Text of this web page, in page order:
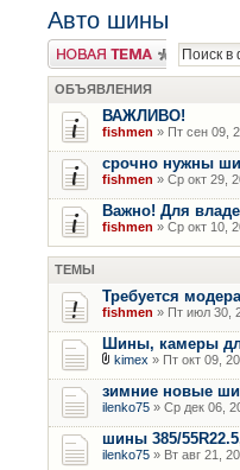
Авто шины
Новая тема
ОБЪЯВЛЕНИЯ
ВАЖЛИВО!
fishmen » Пт сен 09,
срочно нужны
fishmen » Ср окт 29,
Важно! Для
fishmen » Ср окт 10,
ТЕМЫ
Требуется
fishmen » Пт июл 30,
Шины, камеры
kimex » Пт окт 09,
зимние новые
ilenko75 » Ср дек 06,
шины 385/
ilenko75 » Вт авг 21,